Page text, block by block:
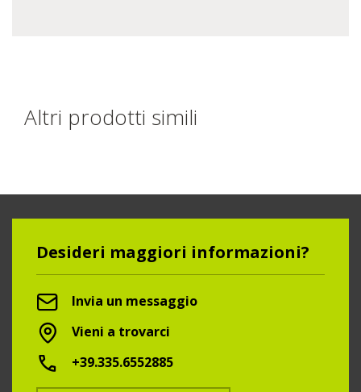
Altri prodotti simili
Desideri maggiori informazioni?
Invia un messaggio
Vieni a trovarci
+39.335.6552885